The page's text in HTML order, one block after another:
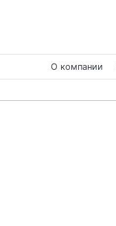
О компании